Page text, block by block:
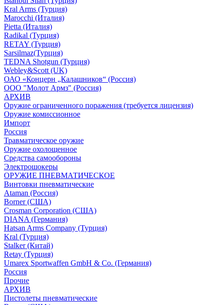
Kral Arms (Турция)
Marocchi (Италия)
Pietta (Италия)
Radikal (Турция)
RETAY (Турция)
Sarsilmaz(Турция)
TEDNA Shotgun (Турция)
Webley&Scott (UK)
ОАО «Концерн „Калашников“ (Россия)
ООО "Молот Армз" (Россия)
АРХИВ
Оружие ограниченного поражения (требуется лицензия)
Оружие комиссионное
Импорт
Россия
Травматическое оружие
Оружие охолощенное
Средства самообороны
Электрошокеры
ОРУЖИЕ ПНЕВМАТИЧЕСКОЕ
Винтовки пневматические
Ataman (Россия)
Borner (США)
Crosman Corporation (США)
DIANA (Германия)
Hatsan Arms Company (Турция)
Kral (Турция)
Stalker (Китай)
Retay (Турция)
Umarex Sportwaffen GmbH & Co. (Германия)
Россия
Прочие
АРХИВ
Пистолеты пневматические